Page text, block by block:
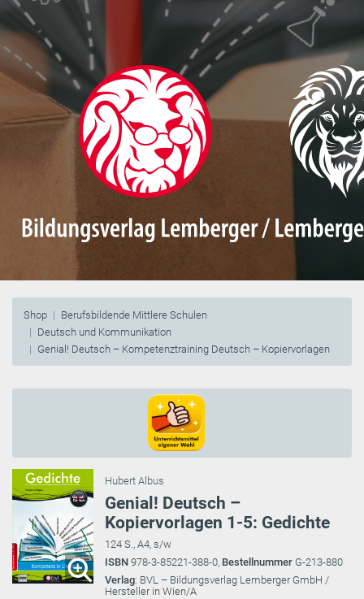
Shop
Berufsbildende Mittlere Schulen
Deutsch und Kommunikation
Genial! Deutsch – Kompetenztraining Deutsch – Kopiervorlagen
Hubert Albus
Genial! Deutsch –
Kopiervorlagen 1-5: Gedichte
124 S., A4, s/w
ISBN 978-3-85221-388-0, Bestellnummer G-213-880
Verlag: BVL – Bildungsverlag Lemberger GmbH /
Hersteller in Wien/A